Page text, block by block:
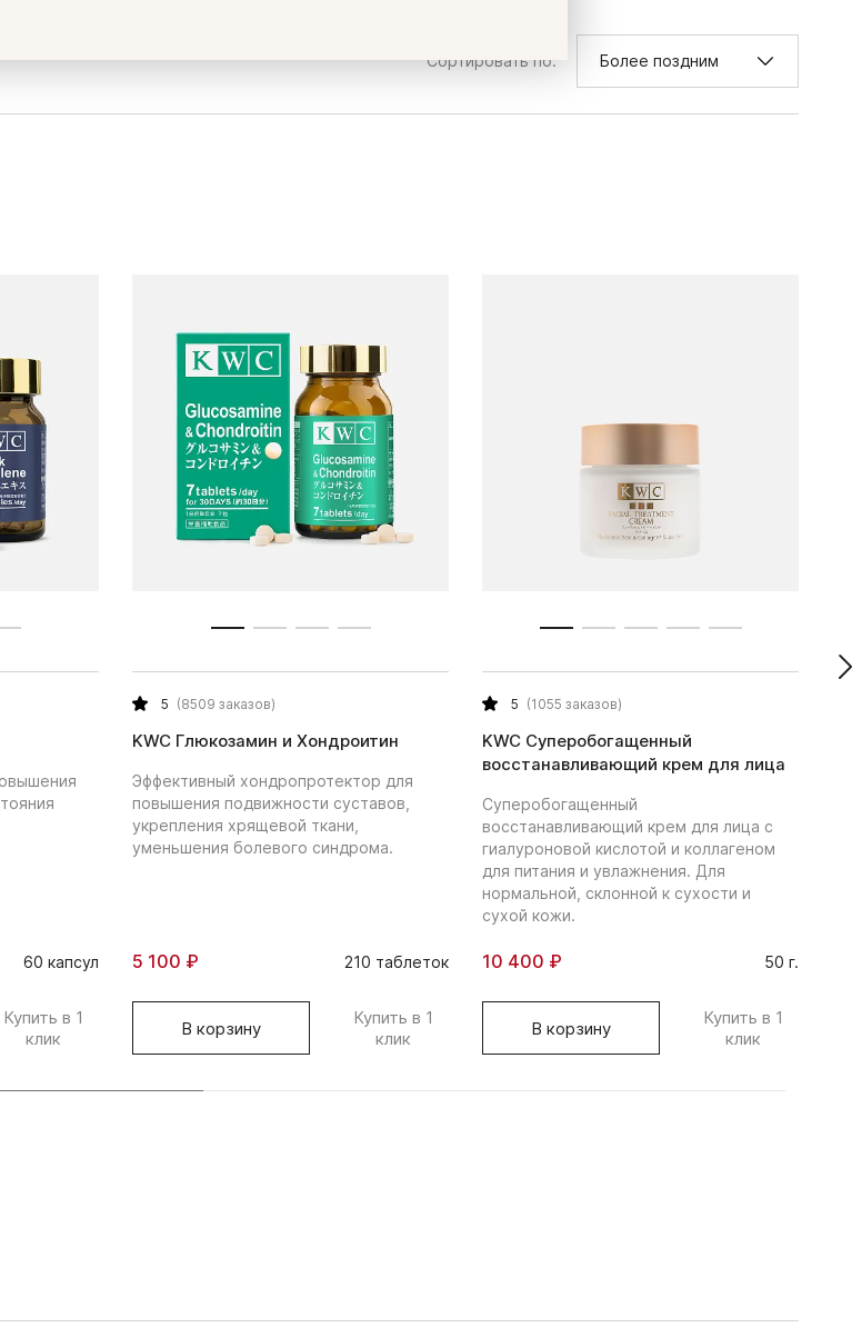
Сортировать по: Более поздним
60 капсул
Купить в 1
клик
5 (8509 заказов)
KWC Глюкозамин и Хондроитин
Эффективный хондропротектор для
повышения подвижности суставов,
укрепления хрящевой ткани,
уменьшения болевого синдрома.
5 100 ₽ 210 таблеток
В корзину
Купить в 1
клик
5 (1055 заказов)
KWC Суперобогащенный
восстанавливающий крем для лица
Суперобогащенный
восстанавливающий крем для лица с
гиалуроновой кислотой и коллагеном
для питания и увлажнения. Для
нормальной, склонной к сухости и
сухой кожи.
10 400 ₽ 50 г.
В корзину
Купить в 1
клик